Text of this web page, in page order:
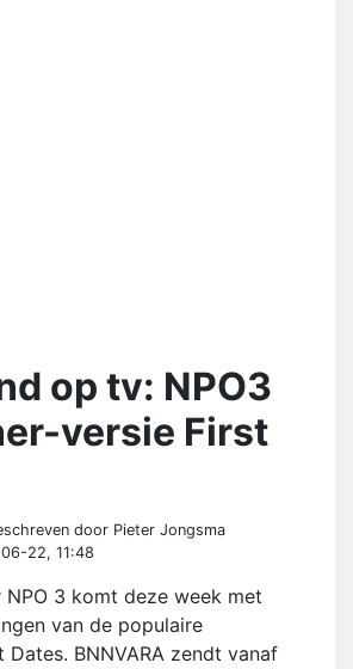
op tv: NPO3
versie First
door Pieter Jongsma
22, 11:48
NPO 3 komt deze week met
van de populaire
BNNVARA zendt vanaf